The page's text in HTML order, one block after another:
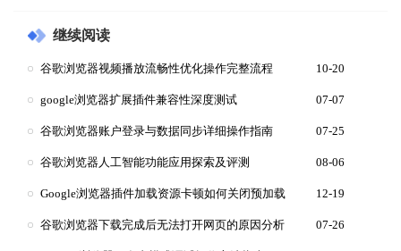
继续阅读
谷歌浏览器视频播放流畅性优化操作完整流程 10-20
google浏览器扩展插件兼容性深度测试 07-07
谷歌浏览器账户登录与数据同步详细操作指南 07-25
谷歌浏览器人工智能功能应用探索及评测 08-06
Google浏览器插件加载资源卡顿如何关闭预加载 12-19
谷歌浏览器下载完成后无法打开网页的原因分析 07-26